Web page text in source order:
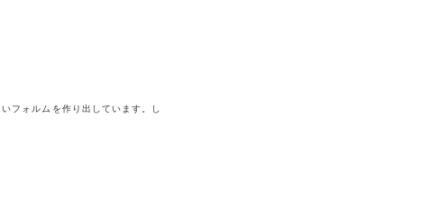
フォルムを作り出しています。し